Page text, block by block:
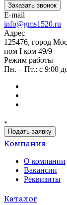
Заказать звонок
E-mail
info@gms1520.ru
Адрес
125476, город
пом I ком 49/9
Режим работы
Пн. – Пт.: с 9:00
Подать заявку
Компания
О компании
Вакансии
Реквизиты
Каталог